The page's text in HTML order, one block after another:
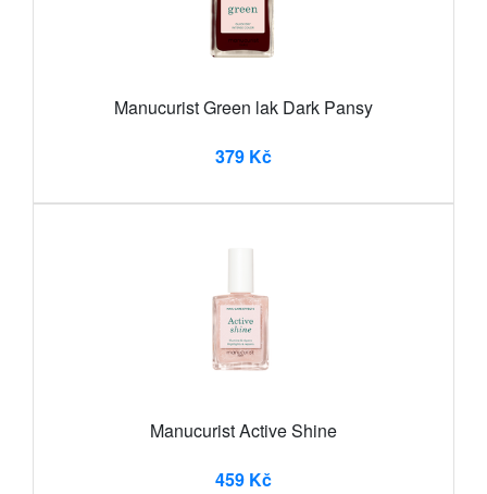
Manucurist Green lak Dark Pansy
379 Kč
Manucurist Active Shine
459 Kč